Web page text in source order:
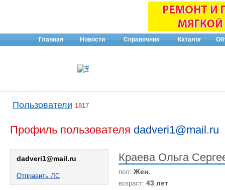
Главная Новости Справочник Каталог
Пользователи 1817
Профиль пользователя dadveri1@mail.ru
dadveri1@mail.ru
Отправить ЛС
Краева Ольга
пол: Жен.
возраст: 43 лет